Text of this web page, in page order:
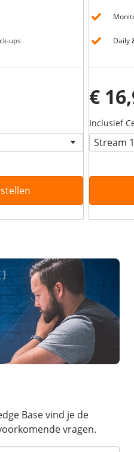
ups Daily
€
Inclusief
Base vind je de
vragen.